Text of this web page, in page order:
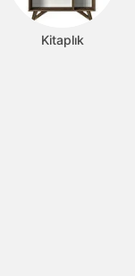
Kitaplık